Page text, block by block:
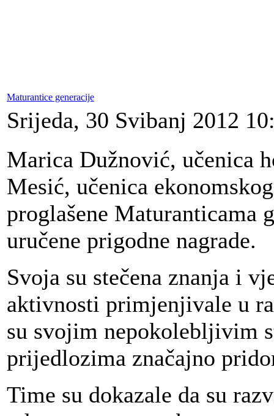
Maturantice generacije
Srijeda, 30 Svibanj 2012
Marica Dužnović, učenica
Mesić, učenica
proglašene Maturanticama
uručene prigodne nagrade.
Svoja su stečena znanja i
aktivnosti primjenjivale u
su svojim nepokolebljivim
prijedlozima značajno
Time su dokazale da su